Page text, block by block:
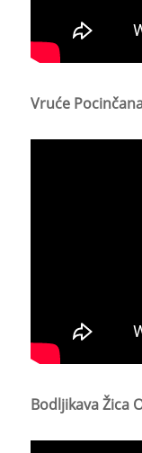
Vruće
Bodljikava Žica